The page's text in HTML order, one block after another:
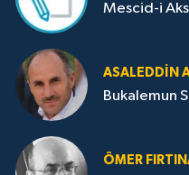
Mescid-i
ASALEDDIN
Bukalemun
ÖMER